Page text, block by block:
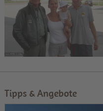
Tipps & Angebote